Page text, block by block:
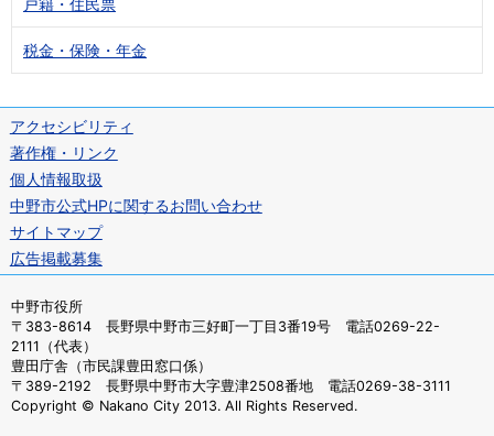
税金・保険・年金
アクセシビリティ
著作権・リンク
個人情報取扱
中野市公式HPに関するお問い合わせ
サイトマップ
広告掲載募集
中野市役所
〒383-8614 長野県中野市三好町一丁目3番19号 電話0269-22-
2111（代表）
豊田庁舎（市民課豊田窓口係）
〒389-2192 長野県中野市大字豊津2508番地 電話0269-38-3111
Copyright © Nakano City 2013. All Rights Reserved.